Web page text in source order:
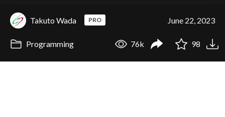
Takuto Wada PRO June 22, 2023
Programming 76k 98